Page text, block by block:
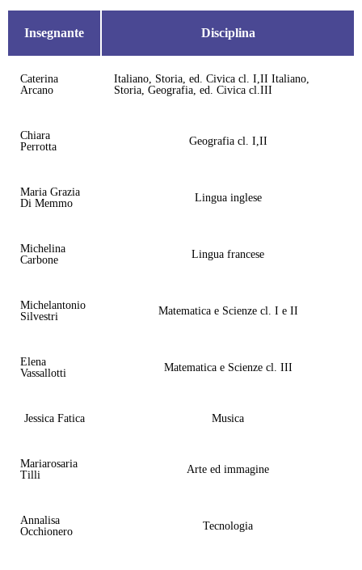
Insegnante Disciplina
Caterina
Arcano
Italiano, Storia, ed. Civica cl. I,II Italiano,
Storia, Geografia, ed. Civica cl.III
Chiara
Perrotta
Geografia cl. I,II
Maria Grazia
Di Memmo
Lingua inglese
Michelina
Carbone
Lingua francese
Michelantonio
Silvestri
Matematica e Scienze cl. I e II
Elena
Vassallotti
Matematica e Scienze cl. III
Jessica Fatica Musica
Mariarosaria
Tilli
Arte ed immagine
Annalisa
Occhionero
Tecnologia